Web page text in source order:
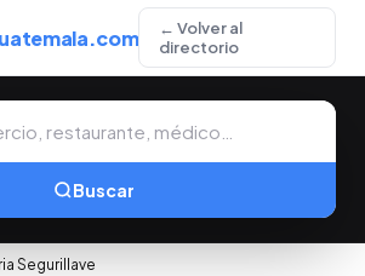
← Volver al
directorio
Buscar
Segurillave